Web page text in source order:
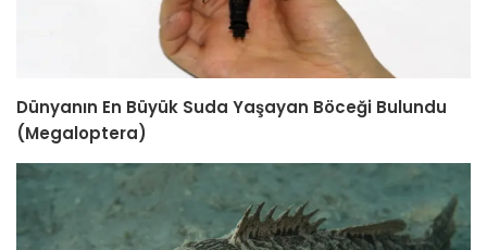
Dünyanın En Büyük Suda Yaşayan Böceği Bulundu
(Megaloptera)